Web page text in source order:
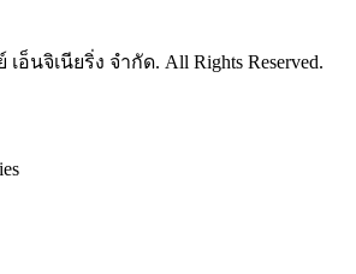
อ็นจิเนียริ่ง จำกัด. All Rights Reserved.